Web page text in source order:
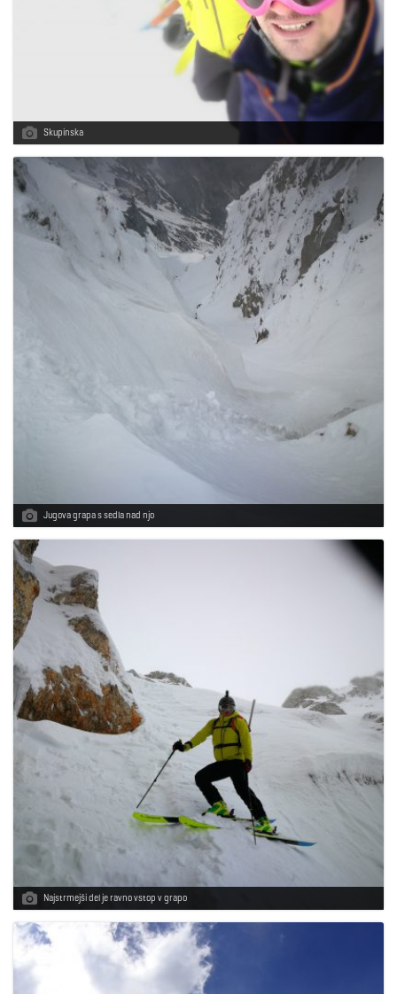
Skupinska
Jugova grapa s sedla nad njo
Najstrmejši del je ravno vstop v grapo